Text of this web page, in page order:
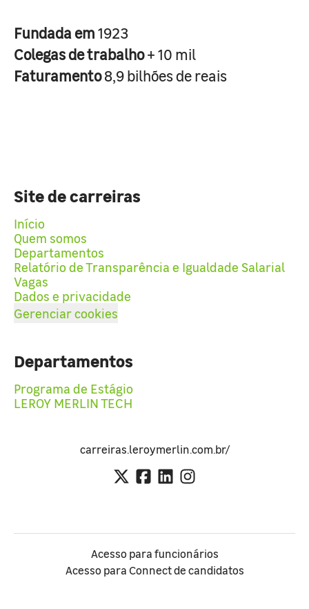
Fundada em1923
Colegas de trabalho+ 10 mil
Faturamento8,9 bilhões de reais
Site de carreiras
Início
Quem somos
Departamentos
Relatório de Transparência e Igualdade Salarial
Vagas
Dados e privacidade
Gerenciar cookies
Departamentos
Programa de Estágio
LEROY MERLIN TECH
carreiras.leroymerlin.com.br/
Acesso para funcionários
Acesso para Connect de candidatos